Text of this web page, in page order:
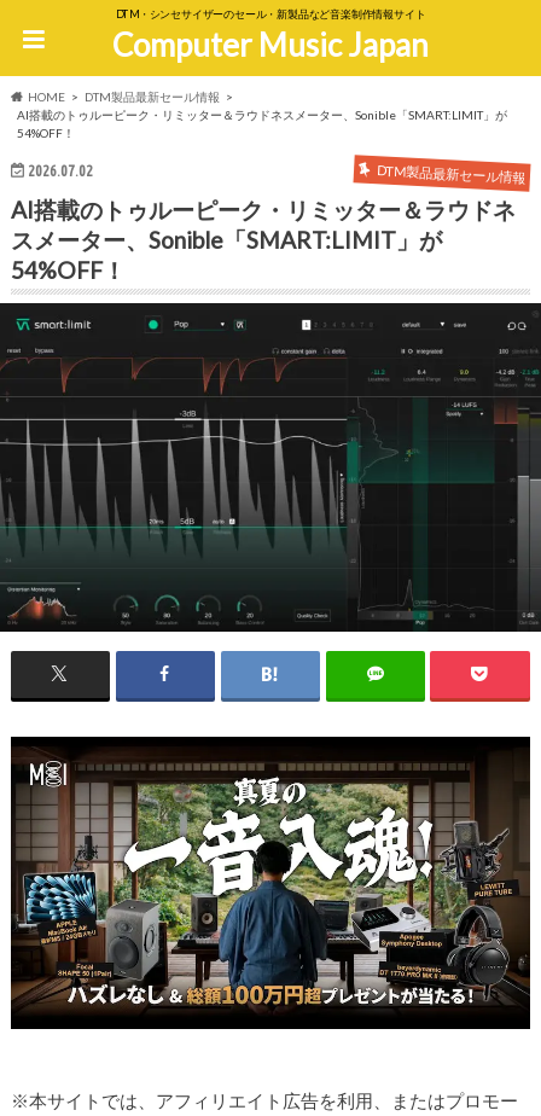
DTM・シンセサイザーのセール・新製品など音楽制作情報サイト
Computer Music Japan
HOME
DTM製品最新セール情報
AI搭載のトゥルーピーク・リミッター＆ラウドネスメーター、Sonible「SMART:LIMIT」が
54%OFF！
2026.07.02 DTM製品最新セール情報
AI搭載のトゥルーピーク・リミッター＆ラウドネ
スメーター、Sonible「SMART:LIMIT」が
54%OFF！
※本サイトでは、アフィリエイト広告を利用、またはプロモー